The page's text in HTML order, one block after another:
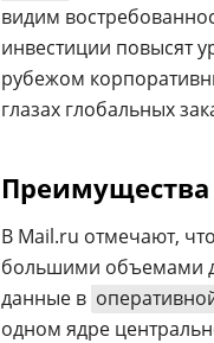
видим
инвестиции повысят
рубежом
глазах глобальных
В Mail.ru отмечают,
большими объемами
данные в
одном ядре